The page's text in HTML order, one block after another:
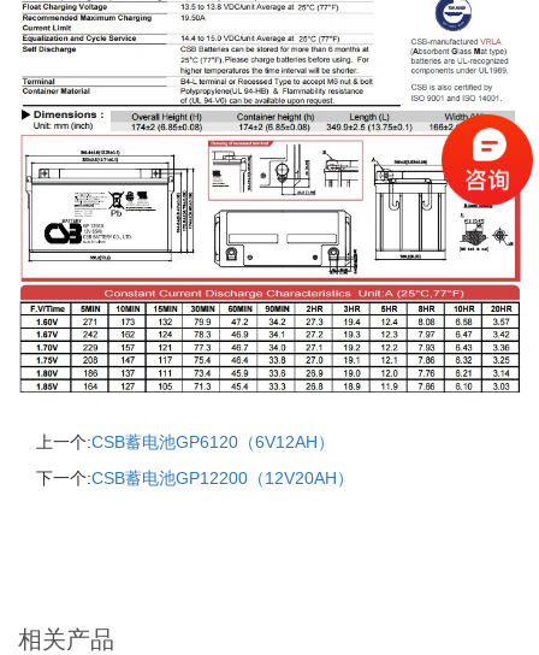
上一个:CSB蓄电池GP6120（6V12AH）
下一个:CSB蓄电池GP12200（12V20AH）
相关产品